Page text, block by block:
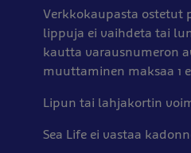
Verkkokaupasta ostetut
lippuja ei vaihdeta tai
kautta varausnumeron
muuttaminen maksaa 1
Lipun tai lahjakortin
Sea Life ei vastaa